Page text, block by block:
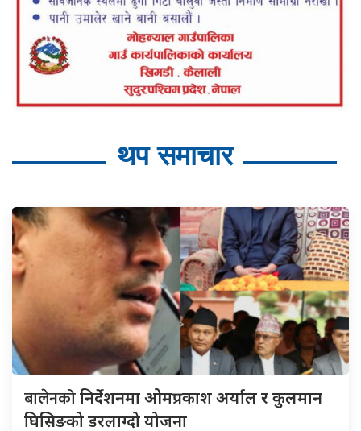
थप समाचार
बालेनकोनिर्देशनमा ओमप्रकाश अर्याल र कुलमान
घिसिङको डरलाग्दो योजना